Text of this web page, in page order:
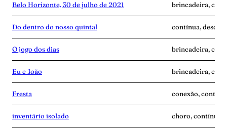
Belo Horizonte, 30 de julho de 2021 brincadeira,
Do dentro do nosso quintal contínua,
O jogo dos dias brincadeira,
Eu e João brincadeira,
Fresta conexão,
inventário isolado choro, contínua,